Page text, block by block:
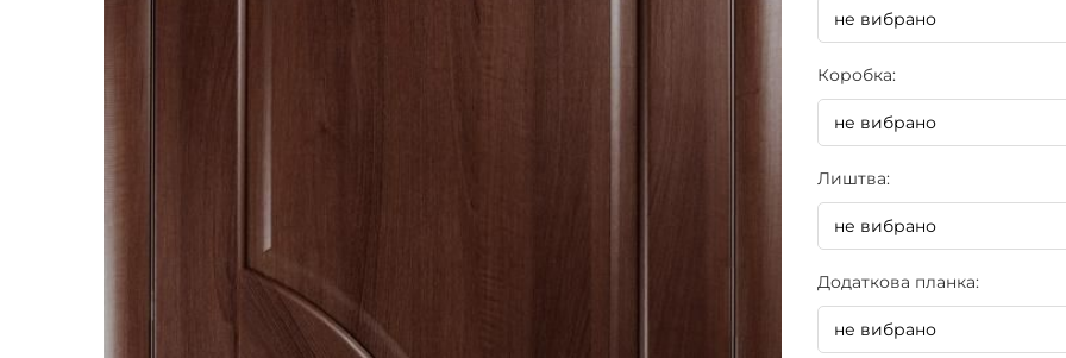
Коробка:
Лиштва:
Додаткова планка: